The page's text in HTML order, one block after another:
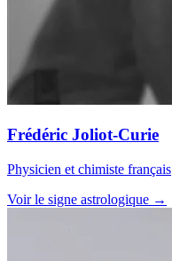
Frédéric Joliot-Curie
Physicien et chimiste français
Voir le signe astrologique →